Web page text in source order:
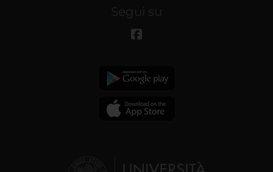
Segui su